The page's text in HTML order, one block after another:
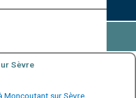
Sèvre
Moncoutant sur Sèvre